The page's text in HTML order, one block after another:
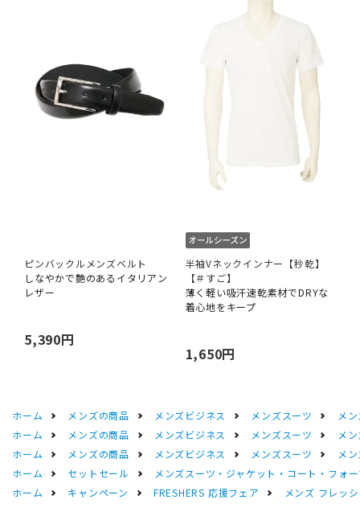
ピンバックルメンズベルト
しなやかで艶のあるイタリアン
レザー
5,390円
半袖Vネックインナー【秒乾】
【＃すご】
薄く軽い吸汗速乾素材でDRYな
着心地をキープ
1,650円
ホーム メンズの商品 メンズビジネス メンズスーツ
メ
ホーム
メンズの商品 メンズビジネス メンズスーツ
メ
ホーム
メンズの商品 メンズビジネス メンズスーツ
メ
ホーム
セットセール
メンズスーツ・ジャケット・コート・フォ
ホーム
キャンペーン FRESHERS 応援フェア メンズ フレッ